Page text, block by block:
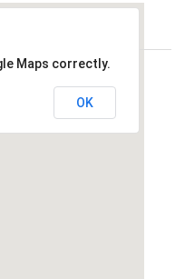
Maps correctly.
OK